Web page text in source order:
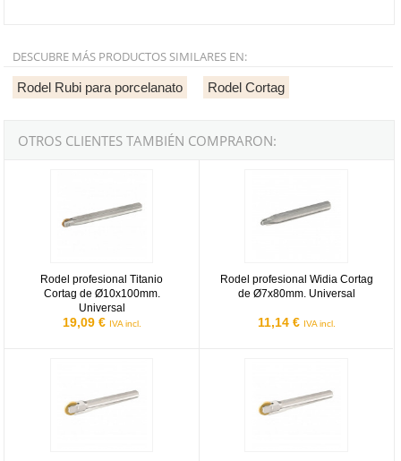
DESCUBRE MÁS PRODUCTOS SIMILARES EN:
Rodel Rubi para porcelanato Rodel Cortag
OTROS CLIENTES TAMBIÉN COMPRARON:
Rodel profesional Titanio
Cortag de Ø10x100mm.
Universal
19,09 € IVA incl.
Rodel profesional Widia Cortag
de Ø7x80mm. Universal
11,14 € IVA incl.